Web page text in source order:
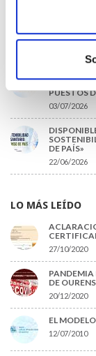
EL
PUESTOS
03/07/2026
DE PAÍS»
22/06/2026
LO MÁS LEÍDO
27/10/2020
PANDEMIA
DE
20/12/2020
EL
12/07/2010